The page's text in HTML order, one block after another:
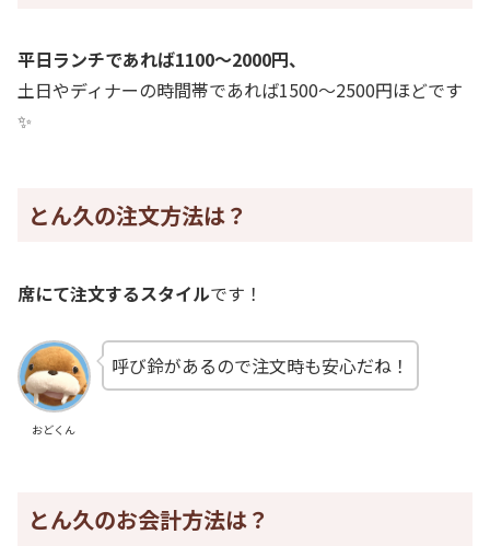
平日ランチであれば1100～2000円、
土日やディナーの時間帯であれば1500～2500円ほどです
✨
とん久の注文方法は？
席にて注文するスタイルです！
おどくん
呼び鈴があるので注文時も安心だね！
とん久のお会計方法は？